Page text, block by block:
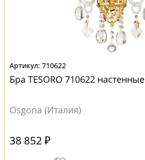
710622
Бра TESORO 710622 настенные
Osgona (Италия)
38 852 ₽